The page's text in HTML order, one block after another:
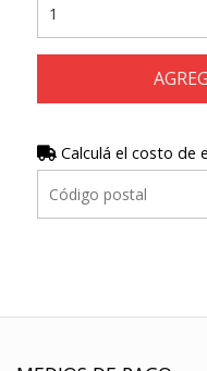
Calculá el costo de